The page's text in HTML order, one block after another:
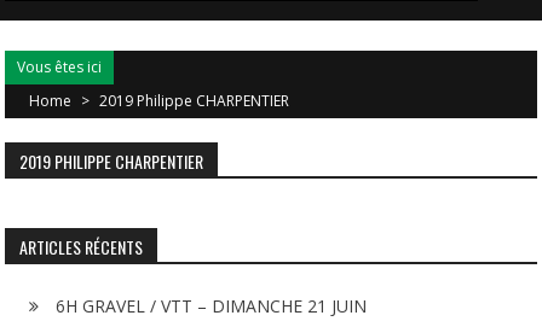
Vous êtes ici
Home > 2019 Philippe CHARPENTIER
2019 PHILIPPE CHARPENTIER
ARTICLES RÉCENTS
6H GRAVEL / VTT – DIMANCHE 21 JUIN